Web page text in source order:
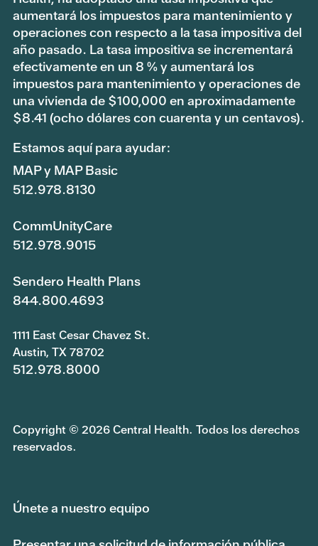
aumentará los impuestos para mantenimiento y
operaciones con respecto a la tasa impositiva del
año pasado. La tasa impositiva se incrementará
efectivamente en un 8 % y aumentará los
impuestos para mantenimiento y operaciones de
una vivienda de $100,000 en aproximadamente
$8.41 (ocho dólares con cuarenta y un centavos).
Estamos aquí para ayudar:
MAP y MAP Basic
512.978.8130
CommUnityCare
512.978.9015
Sendero Health Plans
844.800.4693
1111 East Cesar Chavez St.
Austin, TX 78702
512.978.8000
Copyright © 2026 Central Health. Todos los derechos
reservados.
Únete a nuestro equipo